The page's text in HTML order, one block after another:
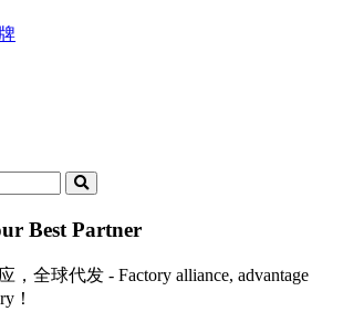
Best Partner
全球代发 - Factory alliance, advantage
！